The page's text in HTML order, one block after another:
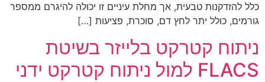
כלל להזדקנות טבעית, אך מחלת עיניים זו יכולה להיגרם ממספר
גורמים, כולל יתר לחץ דם, סוכרת, פציעות […]
ניתוח קטרקט בלייזר בשיטת
FLACS למול ניתוח קטרקט ידני